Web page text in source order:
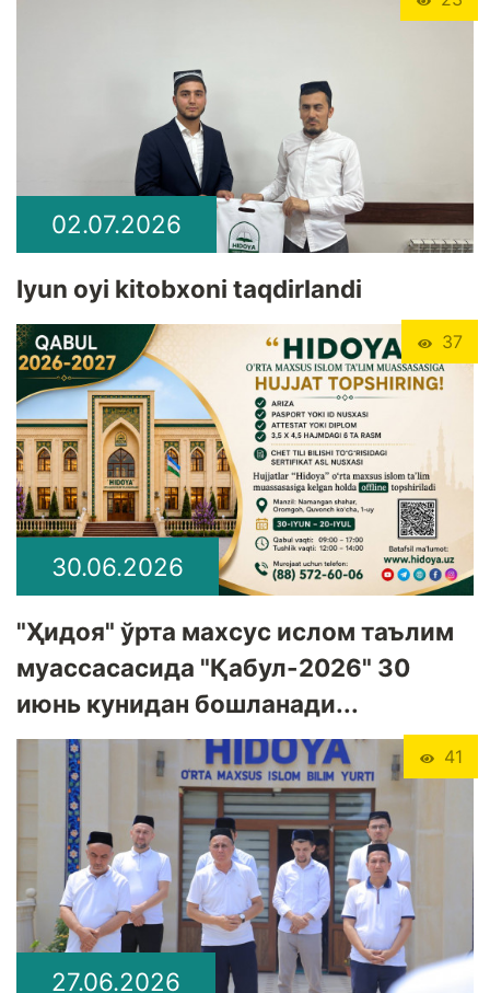
02.07.2026
Iyun oyi kitobxoni taqdirlandi
37
30.06.2026
"Ҳидоя" ўрта махсус ислом таълим
муассасасида "Қабул-2026" 30
июнь кунидан бошланади...
41
27.06.2026